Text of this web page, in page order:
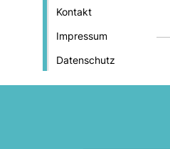
Kontakt
Impressum
Datenschutz